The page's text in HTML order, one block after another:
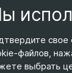
Оферта
свое
файлов,
выбрать